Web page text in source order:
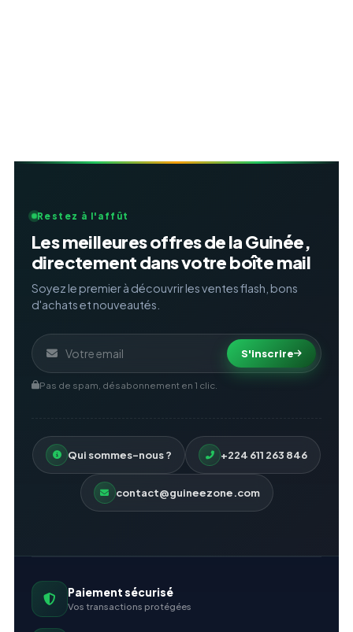
Restez à l'affût
Les meilleures offres de la Guinée,
directement dans votre boîte mail
Soyez le premier à découvrir les ventes flash, bons
d'achats et nouveautés.
S'inscrire
Pas de spam, désabonnement en 1 clic.
Qui sommes-nous ? +224 611 263 846
contact@guineezone.com
Paiement sécurisé
Vos transactions protégées